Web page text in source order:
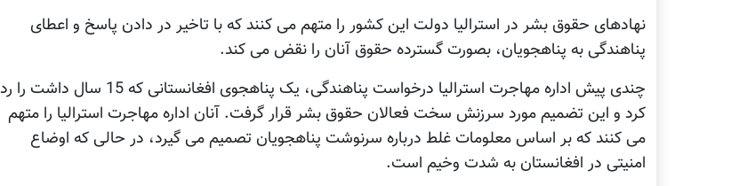
نهادهای حقوق بشر در استرالیا دولت این کشور را متهم می کنند که با تاخیر در دادن پاسخ و اعطای
پناهندگی به پناهجویان، بصورت گسترده حقوق آنان را نقض می کند.
چندی پیش اداره مهاجرت استرالیا درخواست پناهندگی، یک پناهجوی افغانستانی که 15 سال داشت را رد
کرد و این تضمیم مورد سرزنش سخت فعالان حقوق بشر قرار گرفت. آنان اداره مهاجرت استرالیا را متهم
می کنند که بر اساس معلومات غلط درباره سرنوشت پناهجویان تصمیم می گیرد، در حالی که اوضاع
امنیتی در افغانستان به شدت وخیم است.